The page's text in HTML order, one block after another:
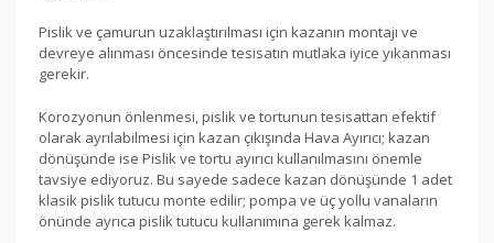
Pislik ve çamurun uzaklaştırılması için kazanın montajı ve
devreye alınması öncesinde tesisatın mutlaka iyice yıkanması
gerekir.
Korozyonun önlenmesi, pislik ve tortunun tesisattan efektif
olarak ayrılabilmesi için kazan çıkışında Hava Ayırıcı; kazan
dönüşünde ise Pislik ve tortu ayırıcı kullanılmasını önemle
tavsiye ediyoruz. Bu sayede sadece kazan dönüşünde 1 adet
klasik pislik tutucu monte edilir; pompa ve üç yollu vanaların
önünde ayrıca pislik tutucu kullanımına gerek kalmaz.